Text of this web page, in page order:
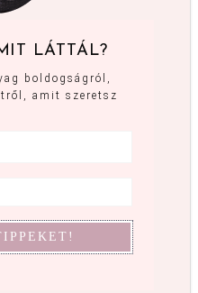
LÁTTÁL?
boldogságról,
amit szeretsz